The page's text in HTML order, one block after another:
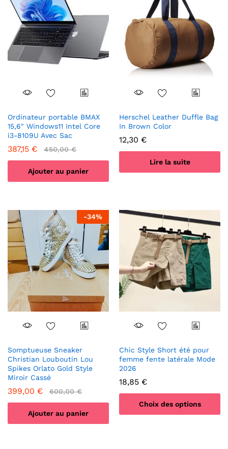
Ordinateur portable BMAX
15,6″ Windows11 Intel Core
i3-8109U Avec Sac
387,15 € 450,00€
Ajouter au panier
Herschel Leather Duffle Bag
In Brown Color
12,30 €
Lire la suite
-34%
Somptueuse Sneaker
Christian Louboutin Lou
Spikes Orlato Gold Style
Miroir Cassé
399,00 € 600,00€
Ajouter au panier
Chic Style Short été pour
femme fente latérale Mode
2026
18,85 €
Choix des options